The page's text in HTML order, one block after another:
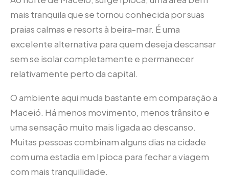
mais tranquila que se tornou conhecida por suas
praias calmas e resorts à beira-mar. É uma
excelente alternativa para quem deseja descansar
sem se isolar completamente e permanecer
relativamente perto da capital.
O ambiente aqui muda bastante em comparação a
Maceió. Há menos movimento, menos trânsito e
uma sensação muito mais ligada ao descanso.
Muitas pessoas combinam alguns dias na cidade
com uma estadia em Ipioca para fechar a viagem
com mais tranquilidade.